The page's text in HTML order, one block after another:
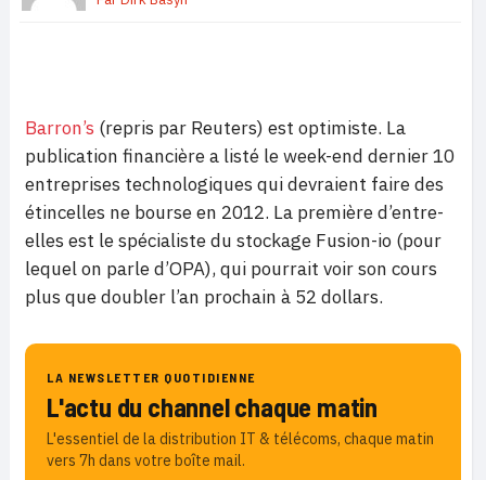
Barron’s (repris par Reuters) est optimiste. La
publication financière a listé le week-end dernier 10
entreprises technologiques qui devraient faire des
étincelles ne bourse en 2012. La première d’entre-
elles est le spécialiste du stockage Fusion-io (pour
lequel on parle d’OPA), qui pourrait voir son cours
plus que doubler l’an prochain à 52 dollars.
LA NEWSLETTER QUOTIDIENNE
L'actu du channel chaque matin
L'essentiel de la distribution IT & télécoms, chaque matin
vers 7h dans votre boîte mail.